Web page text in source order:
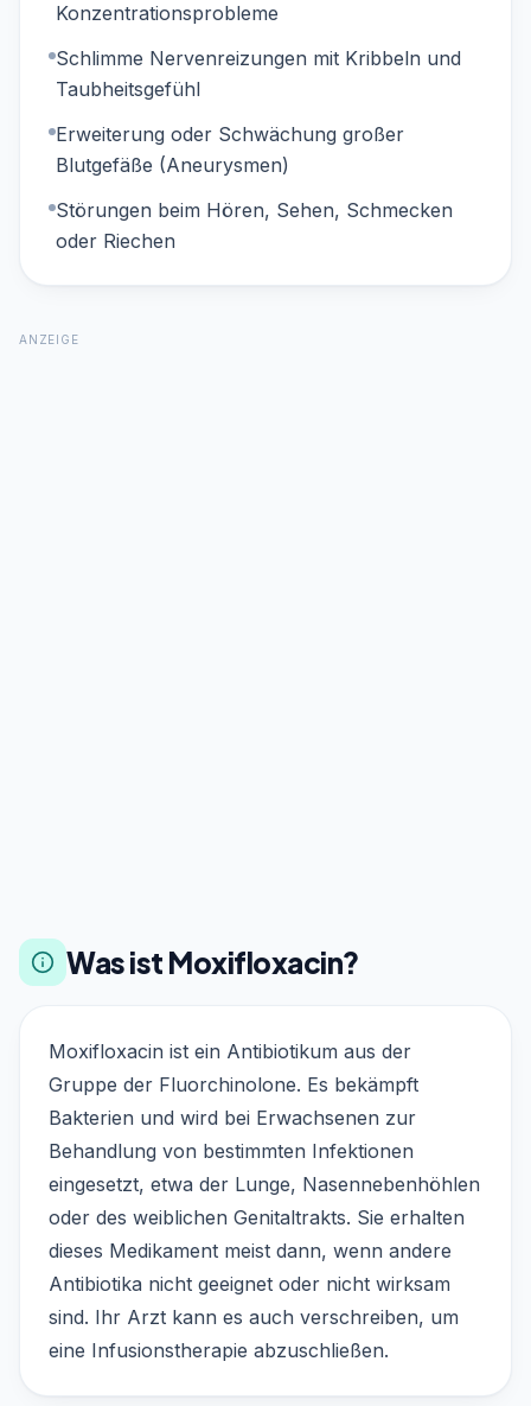
Konzentrationsprobleme
Schlimme Nervenreizungen mit Kribbeln und
Taubheitsgefühl
Erweiterung oder Schwächung großer
Blutgefäße (Aneurysmen)
Störungen beim Hören, Sehen, Schmecken
oder Riechen
ANZEIGE
Was ist Moxifloxacin?
Moxifloxacin ist ein Antibiotikum aus der
Gruppe der Fluorchinolone. Es bekämpft
Bakterien und wird bei Erwachsenen zur
Behandlung von bestimmten Infektionen
eingesetzt, etwa der Lunge, Nasennebenhöhlen
oder des weiblichen Genitaltrakts. Sie erhalten
dieses Medikament meist dann, wenn andere
Antibiotika nicht geeignet oder nicht wirksam
sind. Ihr Arzt kann es auch verschreiben, um
eine Infusionstherapie abzuschließen.